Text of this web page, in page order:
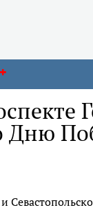
Дню